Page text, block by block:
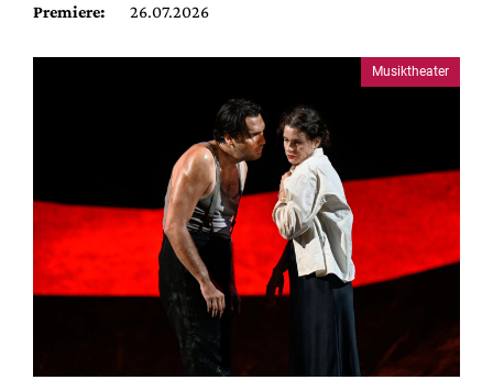
Premiere:
26.07.2026
Musiktheater